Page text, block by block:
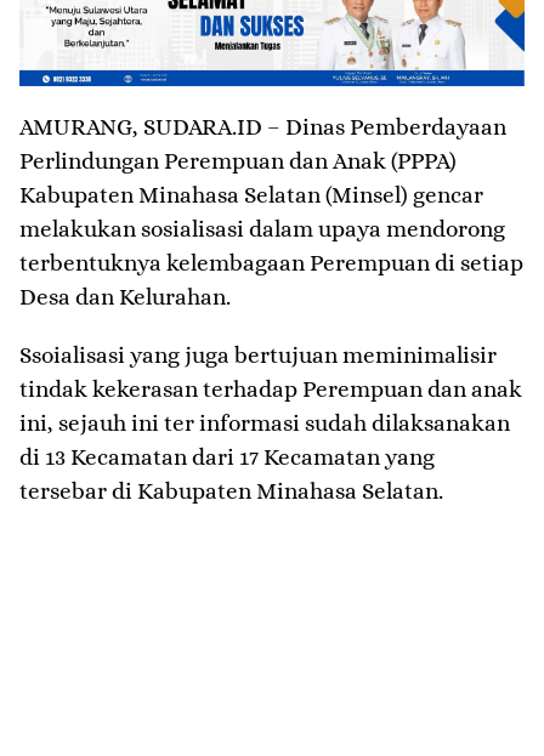
AMURANG, SUDARA.ID – Dinas Pemberdayaan
Perlindungan Perempuan dan Anak (PPPA)
Kabupaten Minahasa Selatan (Minsel) gencar
melakukan sosialisasi dalam upaya mendorong
terbentuknya kelembagaan Perempuan di setiap
Desa dan Kelurahan.
Ssoialisasi yang juga bertujuan meminimalisir
tindak kekerasan terhadap Perempuan dan anak
ini, sejauh ini ter informasi sudah dilaksanakan
di 13 Kecamatan dari 17 Kecamatan yang
tersebar di Kabupaten Minahasa Selatan.